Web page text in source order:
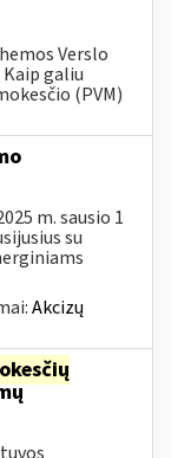
Verslo
galiu
(PVM)
m. sausio 1
su
Akcizų